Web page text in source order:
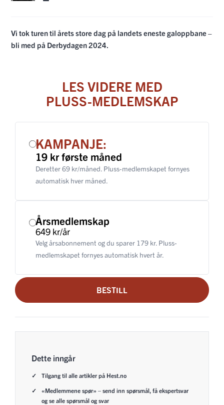
Vi tok turen til årets store dag på landets eneste galoppbane –
bli med på Derbydagen 2024.
LES VIDERE MED
PLUSS-MEDLEMSKAP
KAMPANJE:
19 kr første måned
Deretter 69 kr/måned. Pluss-medlemskapet fornyes
automatisk hver måned.
Årsmedlemskap
649 kr/år
Velg årsabonnement og du sparer 179 kr. Pluss-
medlemskapet fornyes automatisk hvert år.
BESTILL
Dette inngår
Tilgang til alle artikler på Hest.no
«Medlemmene spør» – send inn spørsmål, få ekspertsvar
og se alle spørsmål og svar